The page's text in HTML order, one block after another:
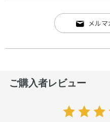
メルマ
ご購入者レビュー